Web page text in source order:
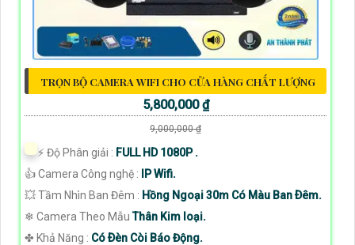
TRỌN BỘ CAMERA WIFI CHO CỬA HÀNG CHẤT LƯỢNG
5,800,000 ₫
9,000,000 ₫
️⚡ Độ Phân giải : FULL HD 1080P .
👍 Camera Công nghệ :
IP Wifi.
💥 Tầm Nhìn Ban Đêm : Hồng Ngoại 30m Có Màu Ban Ðêm.
❄ Camera Theo MẫuThân Kim loại.
️✤ Khả Năng : Có Ðèn Còi Báo Động.